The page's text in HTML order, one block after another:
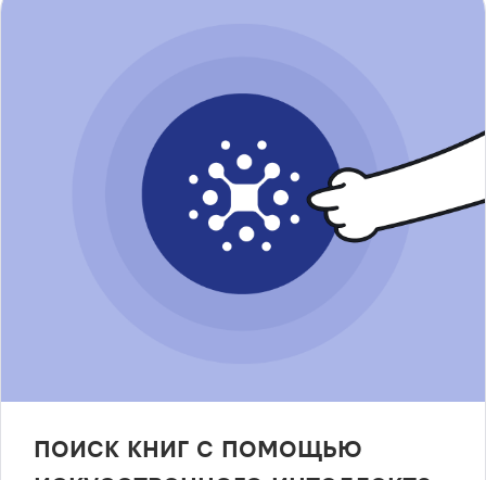
поиск книг с помощью